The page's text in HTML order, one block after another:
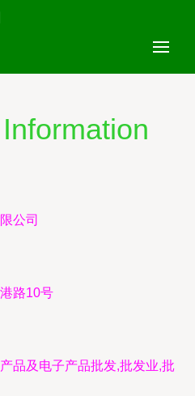
公司
路10号
品及电子产品批发,批发业,批